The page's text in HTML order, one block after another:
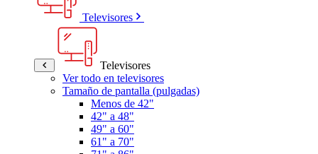
Televisores
Televisores
Ver todo en televisores
Tamaño de pantalla (pulgadas)
Menos de 42"
42" a 48"
49" a 60"
61" a 70"